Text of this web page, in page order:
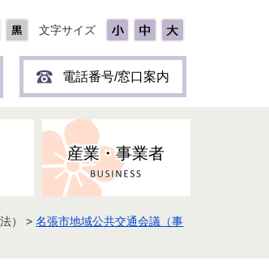
文字サイズ
電話番号/窓口案内
環境・ペット・蜂等
(園)・幼稚園・認定こども
障害者福祉
斎場・墓園
出前トーク
産業・事業者
防災協力事業所登録制度
法） >名張市地域公共交通会議（事